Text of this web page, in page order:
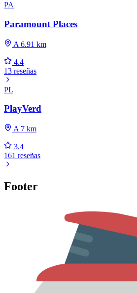
PA
Paramount Places
A 6.91 km
4.4
13 reseñas
PL
PlayVerd
A 7 km
3.4
161 reseñas
Footer